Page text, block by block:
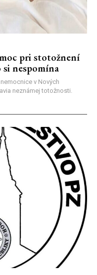
pri stotožnení
nespomína
v Nových
neznámej totožnosti.